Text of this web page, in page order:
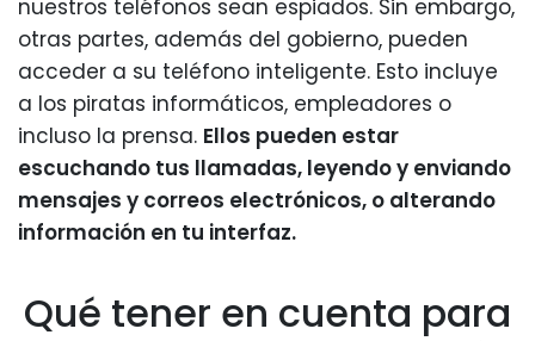
nuestros teléfonos sean espiados. Sin embargo,
otras partes, además del gobierno, pueden
acceder a su teléfono inteligente. Esto incluye
a los piratas informáticos, empleadores o
incluso la prensa. Ellos pueden estar
escuchando tus llamadas, leyendo y enviando
mensajes y correos electrónicos, o alterando
información en tu interfaz.
Qué tener en cuenta para